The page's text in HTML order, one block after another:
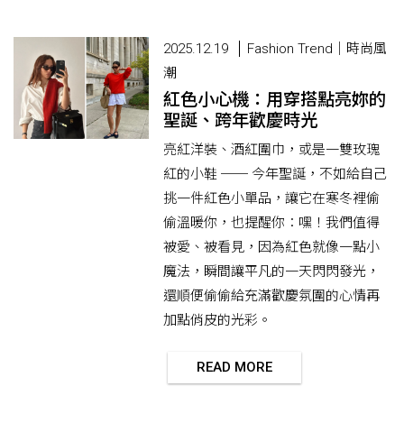
2025.12.19
Fashion Trend｜時尚風
潮
紅色小心機：用穿搭點亮妳的
聖誕、跨年歡慶時光
亮紅洋裝、酒紅圍巾，或是一雙玫瑰
紅的小鞋 ── 今年聖誕，不如給自己
挑一件紅色小單品，讓它在寒冬裡偷
偷溫暖你，也提醒你：嘿！我們值得
被愛、被看見，因為紅色就像一點小
魔法，瞬間讓平凡的一天閃閃發光，
還順便偷偷給充滿歡慶氛圍的心情再
加點俏皮的光彩。
READ MORE